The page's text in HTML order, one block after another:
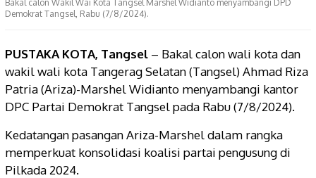
Bakal calon Wakil Wai Kota Tangsel Marshel Widianto menyambangi DPD
Demokrat Tangsel, Rabu (7/8/2024).
PUSTAKA KOTA, Tangsel – Bakal calon wali kota dan
wakil wali kota Tangerag Selatan (Tangsel) Ahmad Riza
Patria (Ariza)-Marshel Widianto menyambangi kantor
DPC Partai Demokrat Tangsel pada Rabu (7/8/2024).
Kedatangan pasangan Ariza-Marshel dalam rangka
memperkuat konsolidasi koalisi partai pengusung di
Pilkada 2024.